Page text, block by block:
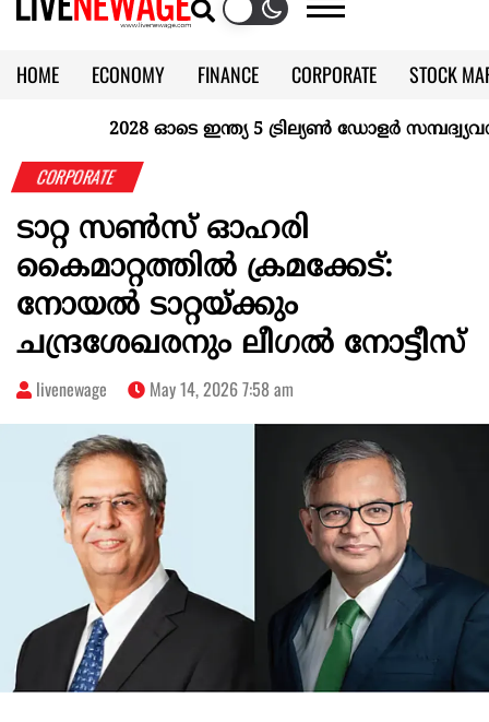
HOME ECONOMY FINANCE CORPORATE
STOCK
KERALA @70
2028 ഓടെ ഇന്ത്യ 5 ട്രില്യണ്‍ ഡോളര്‍
CORPORATE
ടാറ്റ സൺസ് ഓഹരി
കൈമാറ്റത്തിൽ ക്രമക്കേട്:
നോയൽ ടാറ്റയ്ക്കും
ചന്ദ്രശേഖരനും ലീഗൽ നോട്ടീസ്
livenewage May 14, 2026 7:58 am